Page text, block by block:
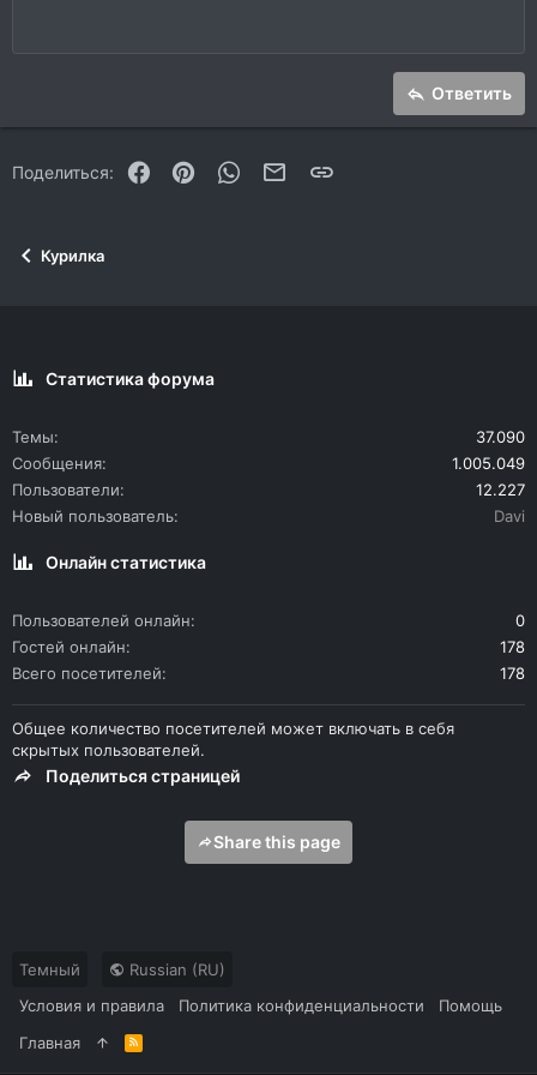
26
Trebuchet MS
Заголовок 2
Ответить
Поделиться: FacebookPinterestWhatsAppЭлектронная почта
Ссылка
Курилка
Статистика форума
Темы
37.090
Сообщения
1.005.049
Пользователи
12.227
Новый пользователь
Davi
Онлайн статистика
Пользователей онлайн
0
Гостей онлайн
178
Всего посетителей
178
Общее количество посетителей может включать в себя
скрытых пользователей.
Поделиться страницей
Share this page
Темный
Russian (RU)
Условия и правила
Политика конфиденциальности
Помощь
Главная
R
S